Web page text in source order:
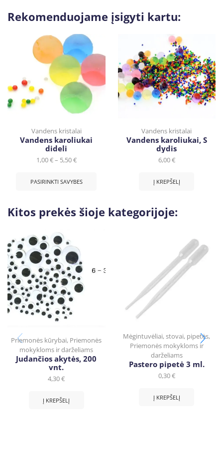
Rekomenduojame įsigyti kartu:
Vandens kristalai
Vandens karoliukai
dideli
1,00€– 5,50€
PASIRINKTI SAVYBES
Vandens kristalai
Vandens karoliukai, S
dydis
6,00€
Į KREPŠELĮ
Kitos prekės šioje kategorijoje:
Priemonės kūrybai, Priemonės
mokykloms ir darželiams
Judančios akytės, 200
vnt.
4,30€
Į KREPŠELĮ
Mėgintuvėliai, stovai, pipetės,
Priemonės mokykloms ir
darželiams
Pastero pipetė 3 ml.
0,30€
Į KREPŠELĮ